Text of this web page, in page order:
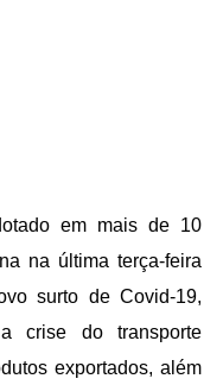
em mais de 10
na última terça-feira
surto de Covid-19,
crise do transporte
exportados, além